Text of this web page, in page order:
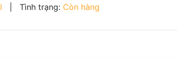
Tình trạng: Còn hàng